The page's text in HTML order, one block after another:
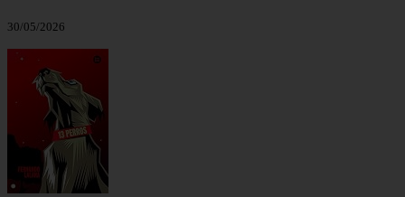
30/05/2026